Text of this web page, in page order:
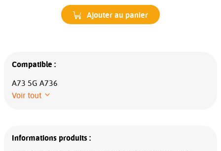
Ajouter au panier
Compatible :
A73 5G A736
Voir tout
Informations produits :